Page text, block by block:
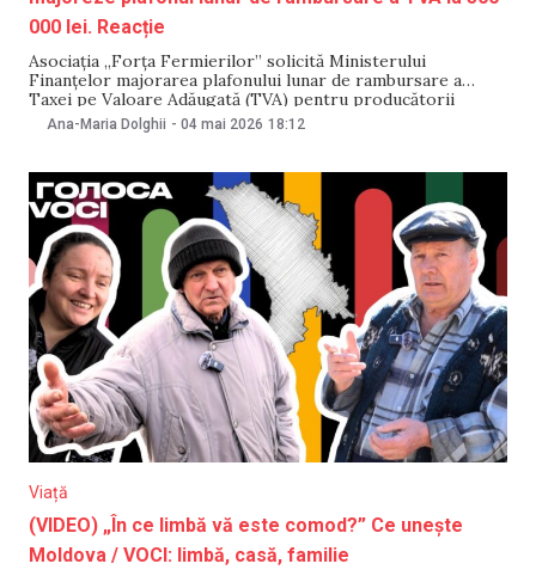
000 lei. Reacție
Asociația „Forța Fermierilor” solicită Ministerului
Finanțelor majorarea plafonului lunar de rambursare a
Taxei pe Valoare Adăugată (TVA) pentru producătorii
agricoli – de la 200 000 la 500 000 de lei. Organizația
argumentează că implementarea mecanismul de sprijin
agricultorilor s-a înrăutățit. Reprezentanții ministerului
Ana-Maria Dolghii - 04 mai 2026 18:12
Viață
(VIDEO) „În ce limbă vă este comod?” Ce unește
Moldova / VOCI: limbă, casă, familie